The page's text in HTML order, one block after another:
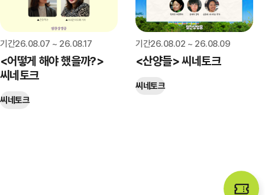
기간26.08.07 ~ 26.08.17
<어떻게 해야 했을까?>
씨네토크
씨네토크
기간26.08.02 ~ 26.08.09
<산양들> 씨네토크
씨네토크
로그인하기